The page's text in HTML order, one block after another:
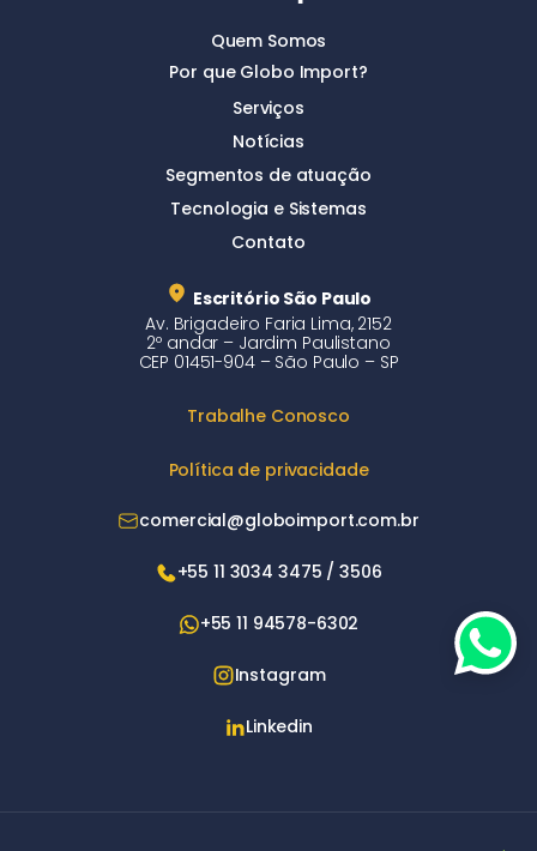
Quem Somos
Por que Globo Import?
Serviços
Notícias
Segmentos de atuação
Tecnologia e Sistemas
Contato
Escritório São Paulo
Av. Brigadeiro Faria Lima, 2152
2º andar – Jardim Paulistano
CEP 01451-904 – São Paulo – SP
Trabalhe Conosco
Política de privacidade
comercial@globoimport.com.br
+55 11 3034 3475 / 3506
+55 11 94578-6302
Instagram
Linkedin